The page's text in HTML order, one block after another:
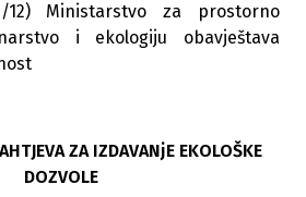
12) Ministarstvo za prostorno
i ekologiju obavještava
ZA IZDAVANjE EKOLOŠKE
DOZVOLE